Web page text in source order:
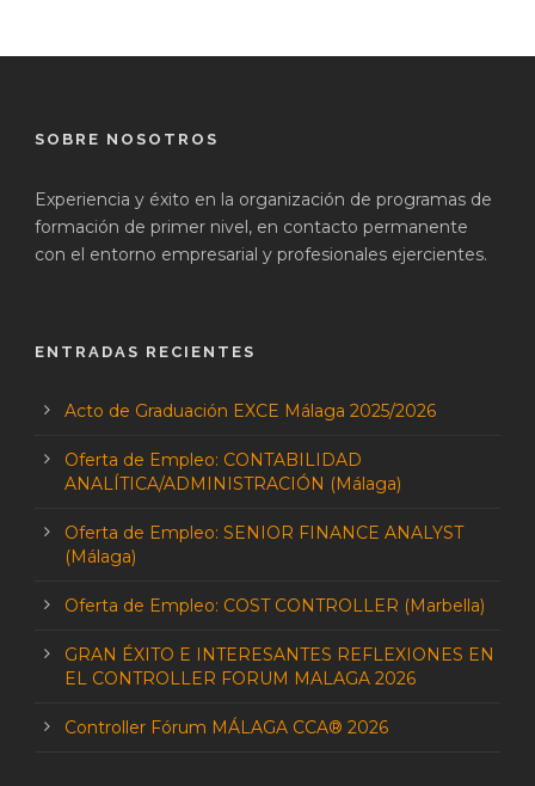
SOBRE NOSOTROS
Experiencia y éxito en la organización de programas de
formación de primer nivel, en contacto permanente
con el entorno empresarial y profesionales ejercientes.
ENTRADAS RECIENTES
Acto de Graduación EXCE Málaga 2025/2026
Oferta de Empleo: CONTABILIDAD
ANALÍTICA/ADMINISTRACIÓN (Málaga)
Oferta de Empleo: SENIOR FINANCE ANALYST
(Málaga)
Oferta de Empleo: COST CONTROLLER (Marbella)
GRAN ÉXITO E INTERESANTES REFLEXIONES EN
EL CONTROLLER FORUM MALAGA 2026
Controller Fórum MÁLAGA CCA® 2026